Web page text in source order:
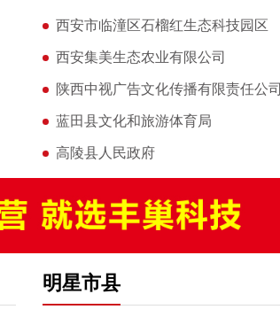
西安市临潼区石榴红生态科技园区
西安集美生态农业有限公司
陕西中视广告文化传播有限责任公司
蓝田县文化和旅游体育局
高陵县人民政府
明星市县